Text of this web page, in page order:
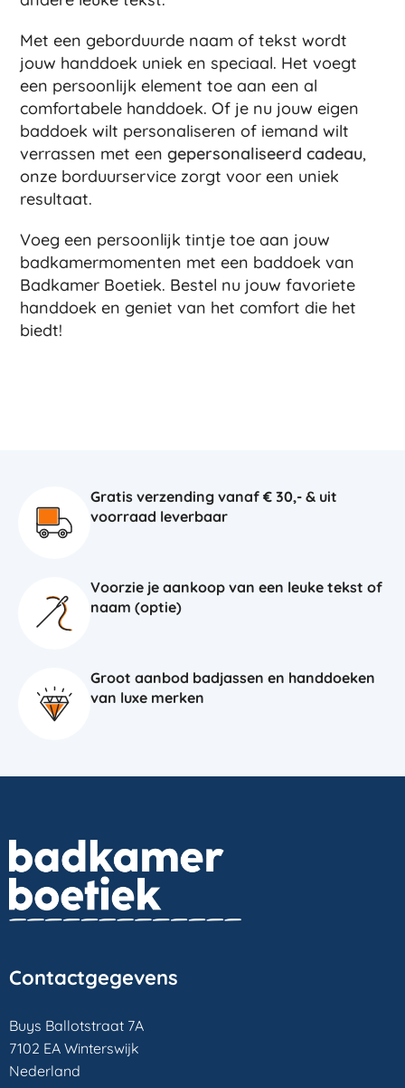
Met een geborduurde naam of tekst wordt
jouw handdoek uniek en speciaal. Het voegt
een persoonlijk element toe aan een al
comfortabele handdoek. Of je nu jouw eigen
baddoek wilt personaliseren of iemand wilt
verrassen met eengepersonaliseerd cadeau,
onze borduurservice zorgt voor een uniek
resultaat.
Voeg een persoonlijk tintje toe aan jouw
badkamermomenten met een baddoek van
Badkamer Boetiek. Bestel nu jouw favoriete
handdoek en geniet van het comfort die het
biedt!
Gratis verzending vanaf € 30,- & uit
voorraad leverbaar
Voorzie je aankoop van een leuke tekst of
naam (optie)
Groot aanbod badjassen en handdoeken
van luxe merken
Contactgegevens
Buys Ballotstraat 7A
7102 EA Winterswijk
Nederland